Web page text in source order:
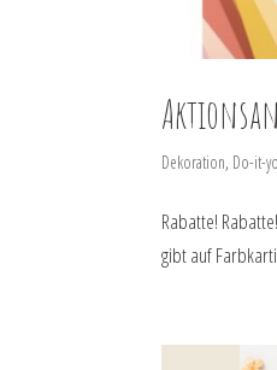
Dekoration, Do-it-
Rabatte!
gibt auf